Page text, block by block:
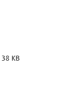
38 KB